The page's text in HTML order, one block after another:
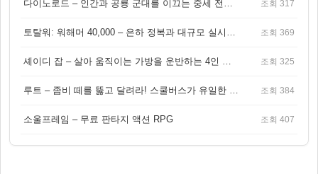
다이노로드 – 인간과 공룡 군대를 이끄는 중세 전략 액션 RPG 조회 317
토탈워: 워해머 40,000 – 은하 정복과 대규모 실시간 전투가 결합된 전략 게임! 조회 369
셰이디 잡 – 살아 움직이는 가방을 운반하는 4인 협동 물리 어드벤처 게임 조회 325
루트 – 좀비 떼를 뚫고 달려라! 스쿨버스가 유일한 집이 되는 4인 협동 생존 게임 조회 384
소울프레임 – 무료 판타지 액션 RPG 조회 407